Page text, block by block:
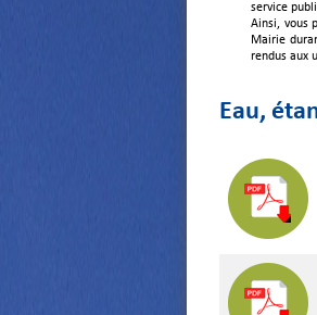
service
Ainsi, vous
Mairie
rendus aux
Eau,